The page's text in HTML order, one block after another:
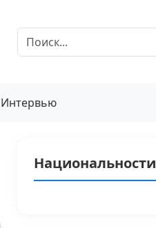
Интервью
Национальности